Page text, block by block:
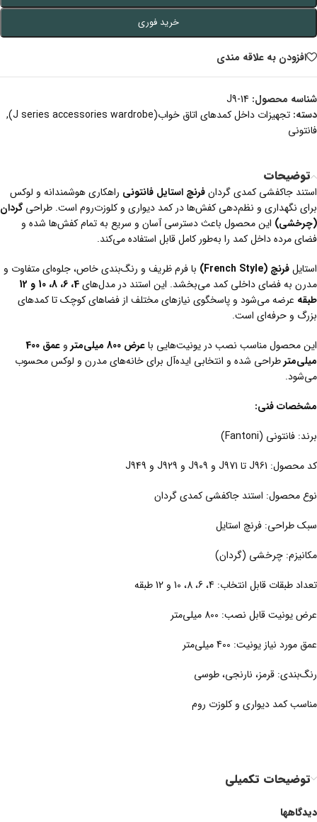
خرید فوری
افزودن به علاقه مندی
شناسه محصول: J9-14
دسته: تجهیزات داخل کمدهای اتاق خواب(J series accessories wardrobe)
,
فانتونی
توضیحات
استند جاکفشی کمدی گردانفرنچ استایل فانتونی راهکاری هوشمندانه و لوکس
برای نگهداری و نظم‌دهی کفش‌ها در کمد دیواری و کلوزت‌روم است. طراحیگردان
(چرخشی) این محصول باعث دسترسی آسان و سریع به تمام کفش‌ها شده و
فضای مرده داخل کمد را به‌طور کامل قابل استفاده می‌کند.
استایلفرنچ (French Style)
با فرم ظریف و رنگ‌بندی خاص، جلوه‌ای متفاوت و
مدرن به فضای داخلی کمد می‌بخشد. این استند در مدل‌های
4، 6، 8، 10 و 12
طبقه عرضه می‌شود و پاسخگوی نیازهای مختلف از فضاهای کوچک تا کمدهای
بزرگ و حرفه‌ای است.
این محصول مناسب نصب در یونیت‌هایی باعرض 800 میلی‌متر و
عمق 400
میلی‌مترطراحی شده و انتخابی ایده‌آل برای خانه‌های مدرن و لوکس محسوب
می‌شود.
مشخصات فنی:
برند: فانتونی (Fantoni)
کد محصول: J961 تا J971 و J909 و J929 و J949
نوع محصول: استند جاکفشی کمدی گردان
سبک طراحی: فرنچ استایل
مکانیزم: چرخشی (گردان)
تعداد طبقات قابل انتخاب: 4، 6، 8، 10 و 12 طبقه
عرض یونیت قابل نصب: 800 میلی‌متر
عمق مورد نیاز یونیت: 400 میلی‌متر
رنگ‌بندی: قرمز، نارنجی، طوسی
مناسب کمد دیواری و کلوزت روم
توضیحات تکمیلی
دیدگاهها